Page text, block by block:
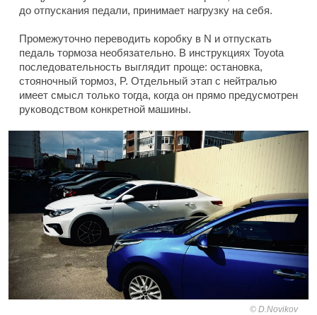
до отпускания педали, принимает нагрузку на себя.
Промежуточно переводить коробку в N и отпускать
педаль тормоза необязательно. В инструкциях Toyota
последовательность выглядит проще: остановка,
стояночный тормоз, P. Отдельный этап с нейтралью
имеет смысл только тогда, когда он прямо предусмотрен
руководством конкретной машины.
D.Novikov